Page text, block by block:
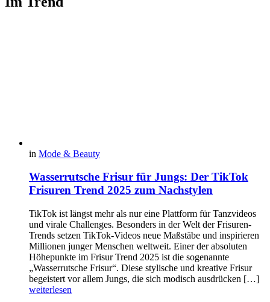
in Mode & Beauty
Wasserrutsche Frisur für Jungs: Der TikTok
Frisuren Trend 2025 zum Nachstylen
TikTok ist längst mehr als nur eine Plattform für Tanzvideos
und virale Challenges. Besonders in der Welt der Frisuren-
Trends setzen TikTok-Videos neue Maßstäbe und inspirieren
Millionen junger Menschen weltweit. Einer der absoluten
Höhepunkte im Frisur Trend 2025 ist die sogenannte
„Wasserrutsche Frisur“. Diese stylische und kreative Frisur
begeistert vor allem Jungs, die sich modisch ausdrücken […]
weiterlesen